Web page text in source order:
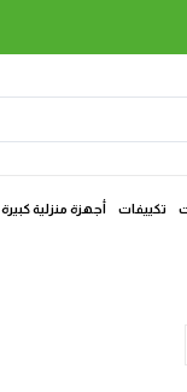
تكييفات أجهزة منزلية كبيرة